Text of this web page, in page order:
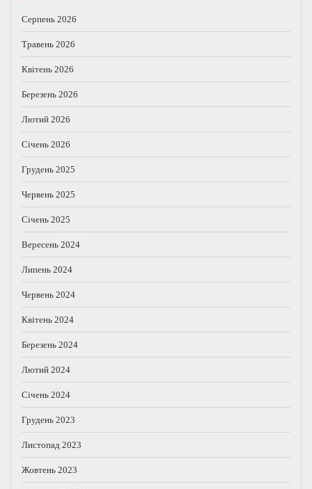
Серпень 2026
Травень 2026
Квітень 2026
Березень 2026
Лютий 2026
Січень 2026
Грудень 2025
Червень 2025
Січень 2025
Вересень 2024
Липень 2024
Червень 2024
Квітень 2024
Березень 2024
Лютий 2024
Січень 2024
Грудень 2023
Листопад 2023
Жовтень 2023